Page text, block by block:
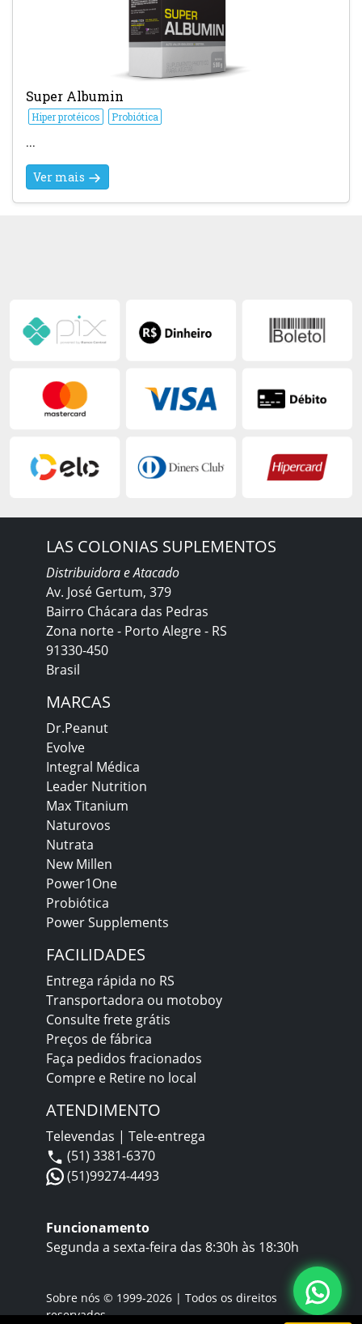
Super Albumin
Hiper protéicos Probiótica
...
Ver mais
LAS COLONIAS SUPLEMENTOS
Distribuidora e Atacado
Av. José Gertum, 379
Bairro Chácara das Pedras
Zona norte - Porto Alegre - RS
91330-450
Brasil
MARCAS
Dr.Peanut
Evolve
Integral Médica
Leader Nutrition
Max Titanium
Naturovos
Nutrata
New Millen
Power1One
Probiótica
Power Supplements
FACILIDADES
Entrega rápida no RS
Transportadora ou motoboy
Consulte frete grátis
Preços de fábrica
Faça pedidos fracionados
Compre e Retire no local
ATENDIMENTO
Televendas | Tele-entrega
(51) 3381-6370
(51)99274-4493
Funcionamento
Segunda a sexta-feira das 8:30h às 18:30h
Sobre nós © 1999-2026 | Todos os direitos
reservados